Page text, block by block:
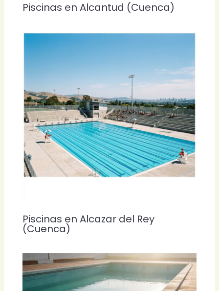
Piscinas en Alcantud (Cuenca)
Piscinas en Alcazar del Rey
(Cuenca)